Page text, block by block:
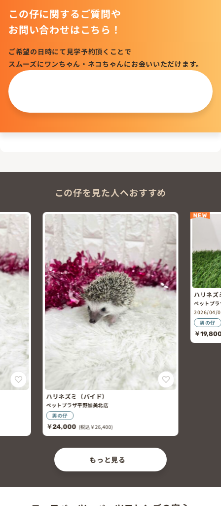
この仔に関するご質問や
お問い合わせはこちら！
ご希望の日時にて見学予約頂くことで
スムーズにワンちゃん・ネコちゃんにお会いいただけます。
この仔を見た人へおすすめ
ハリネズミ（パイド）
ペットプラザ平野加美北店
男の仔
￥24,000 (税込￥26,400)
NEW
ハリネズ
ペットプ
2026/04/
男の仔
￥
もっと見る